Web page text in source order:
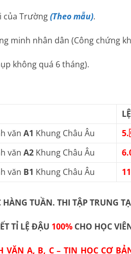
của Trường(Theo mẫu).
minh nhân dân (Công chứng
không quá 6 tháng).
văn A1 Khung Châu Âu
văn A2 Khung Châu Âu
văn B1 Khung Châu Âu
TUẦN. THI TẬP TRUNG
TỈ LỆ ĐẬU 100% CHO HỌC
VĂN A, B, C – TIN HỌC CƠ